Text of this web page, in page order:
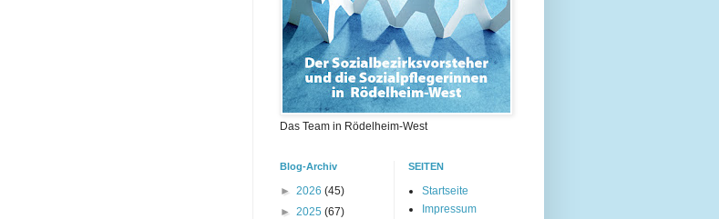
Das Team in Rödelheim-West
Blog-Archiv
► 2026 (45)
► 2025 (67)
SEITEN
Startseite
Impressum